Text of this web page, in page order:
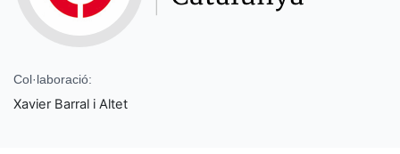
Col·laboració:
Xavier Barral i Altet